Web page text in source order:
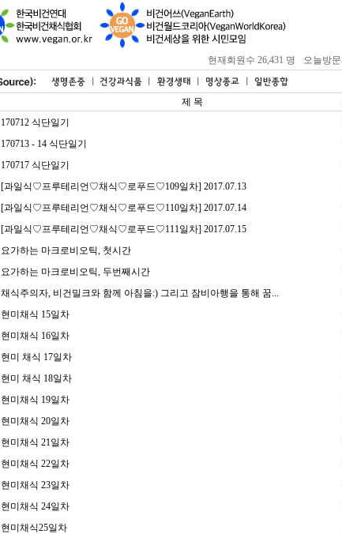
현재회원수 26,431 명 오늘방
제 목
170712 식단일기
170713 - 14 식단일기
170717 식단일기
[과일식♡프루테리언♡채식♡로푸드♡109일차] 2017.07.13
[과일식♡프루테리언♡채식♡로푸드♡110일차] 2017.07.14
[과일식♡프루테리언♡채식♡로푸드♡111일차] 2017.07.15
요가하는 마크로비오틱, 첫시간
요가하는 마크로비오틱, 두번째시간
채식주의자, 비건밀크와 함께 아침을:) 그리고 잠비아행을 통해 꿈...
현미채식 15일차
현미채식 16일차
현미 채식 17일차
현미 채식 18일차
현미채식 19일차
현미채식 20일차
현미채식 21일차
현미채식 22일차
현미채식 23일차
현미채식 24일차
현미채식25일차